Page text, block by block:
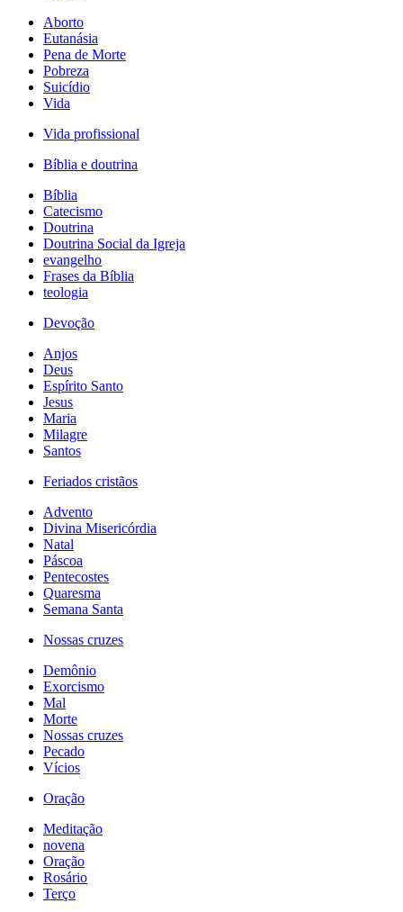
Aborto
Eutanásia
Pena de Morte
Pobreza
Suicídio
Vida
Vida profissional
Bíblia e doutrina
Bíblia
Catecismo
Doutrina
Doutrina Social da Igreja
evangelho
Frases da Bíblia
teologia
Devoção
Anjos
Deus
Espírito Santo
Jesus
Maria
Milagre
Santos
Feriados cristãos
Advento
Divina Misericórdia
Natal
Páscoa
Pentecostes
Quaresma
Semana Santa
Nossas cruzes
Demônio
Exorcismo
Mal
Morte
Nossas cruzes
Pecado
Vícios
Oração
Meditação
novena
Oração
Rosário
Terço